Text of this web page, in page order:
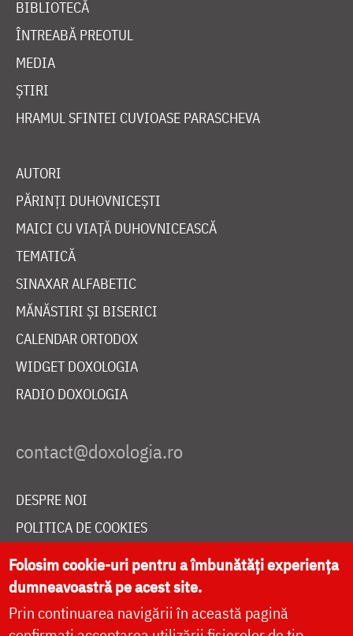
BIBLIOTECĂ
ÎNTREABĂ PREOTUL
MEDIA
ȘTIRI
HRAMUL SFINTEI CUVIOASE PARASCHEVA
AUTORI
PĂRINȚI DUHOVNICEȘTI
MAICI CU VIAȚĂ DUHOVNICEASCĂ
TEMATICĂ
SINAXAR ALFABETIC
MĂNĂSTIRI ȘI BISERICI
CALENDAR ORTODOX
WIDGET DOXOLOGIA
RADIO DOXOLOGIA
DESPRE NOI
POLITICA DE COOKIES
DONEAZĂ ONLINE PENTRU CATEDRALA NAȚIONALĂ
LIVE
Folosim cookie-uri pentru a îmbunătăți experiența
dumneavoastră pe acest site.
Prin continuarea navigării în această pagină